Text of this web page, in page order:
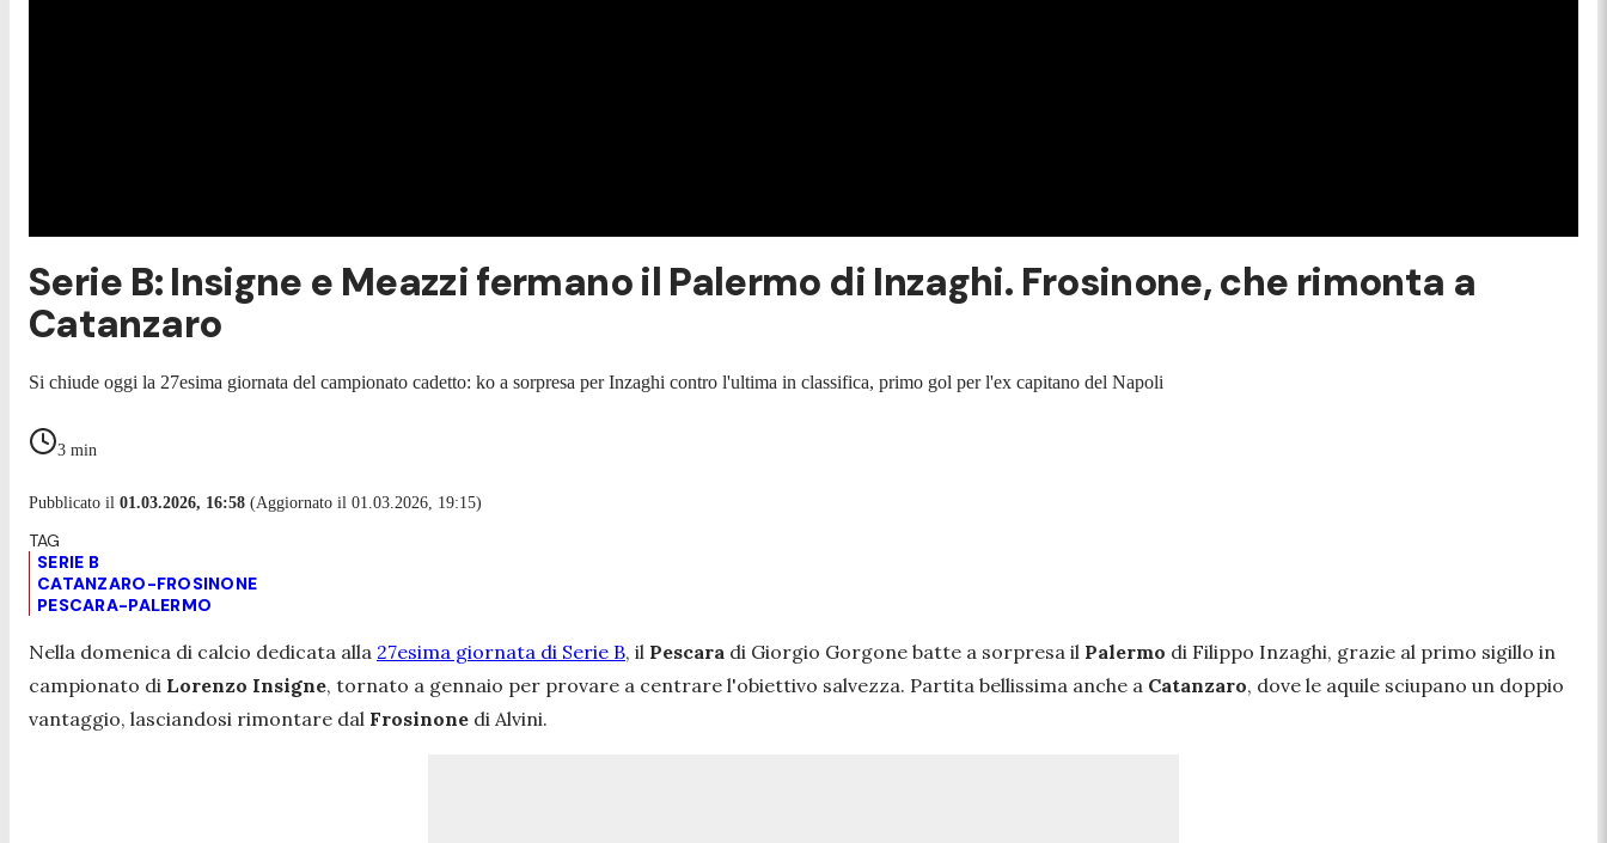
Serie B: Insigne e Meazzi fermano il Palermo di Inzaghi. Frosinone, che rimonta a
Catanzaro
Si chiude oggi la 27esima giornata del campionato cadetto: ko a sorpresa per Inzaghi contro l'ultima in classifica, primo gol per l'ex capitano del Napoli
3 min
Pubblicato il 01.03.2026, 16:58 (Aggiornato il 01.03.2026, 19:15)
SERIE B
CATANZARO-FROSINONE
PESCARA-PALERMO
Nella domenica di calcio dedicata alla 27esima giornata di Serie B, il Pescara di Giorgio Gorgone batte a sorpresa il Palermo di Filippo Inzaghi, grazie al primo sigillo in
campionato di Lorenzo Insigne, tornato a gennaio per provare a centrare l'obiettivo salvezza. Partita bellissima anche a Catanzaro, dove le aquile sciupano un doppio
vantaggio, lasciandosi rimontare dal Frosinone di Alvini.